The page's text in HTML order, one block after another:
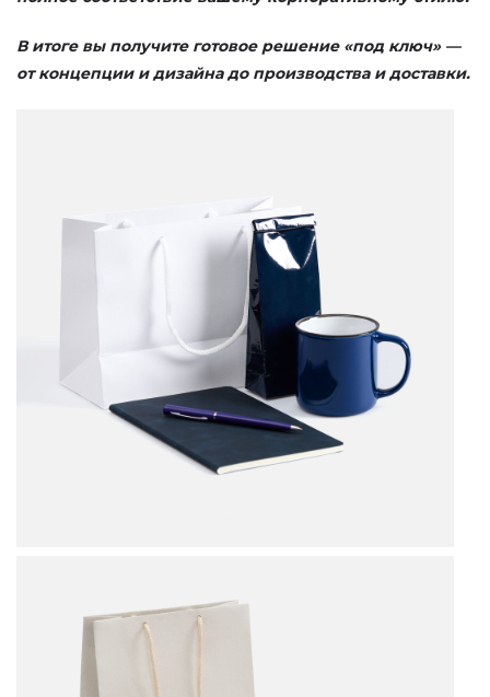
В итоге вы получите готовое решение «под ключ» —
от концепции и дизайна до производства и доставки.